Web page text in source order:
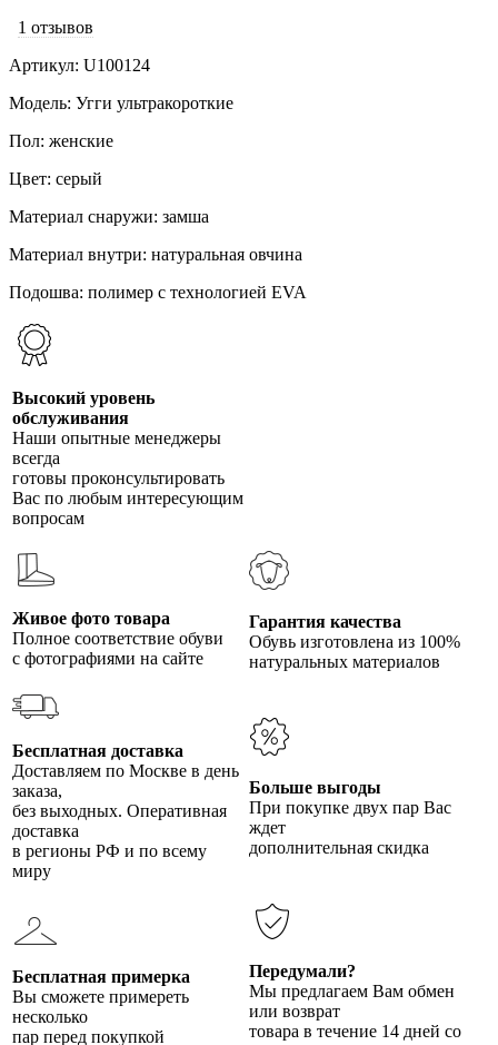
1 отзывов
Артикул: U100124
Модель: Угги ультракороткие
Пол: женские
Цвет: серый
Материал снаружи: замша
Материал внутри: натуральная овчина
Подошва: полимер с технологией EVA
Высокий уровень
обслуживания
Наши опытные менеджеры
всегда
готовы проконсультировать
Вас по любым интересующим
вопросам
Живое фото товара
Полное соответствие обуви
с фотографиями на сайте
Гарантия качества
Обувь изготовлена из 100%
натуральных материалов
Бесплатная доставка
Доставляем по Москве в день
заказа,
без выходных. Оперативная
доставка
в регионы РФ и по всему
миру
Больше выгоды
При покупке двух пар Вас
ждет
дополнительная скидка
Бесплатная примерка
Вы сможете примереть
несколько
пар перед покупкой
Передумали?
Мы предлагаем Вам обмен
или возврат
товара в течение 14 дней со